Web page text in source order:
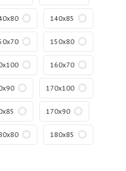
140x85
150x80
160x70
170x100
170x90
180x85